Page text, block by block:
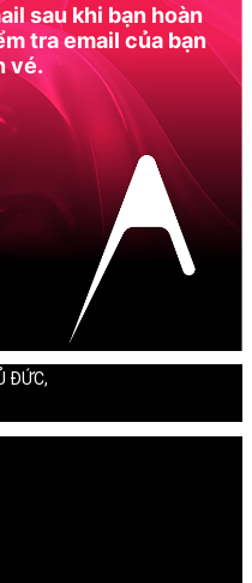
sau khi bạn hoàn
tra email của bạn
vé.
ĐỨC,